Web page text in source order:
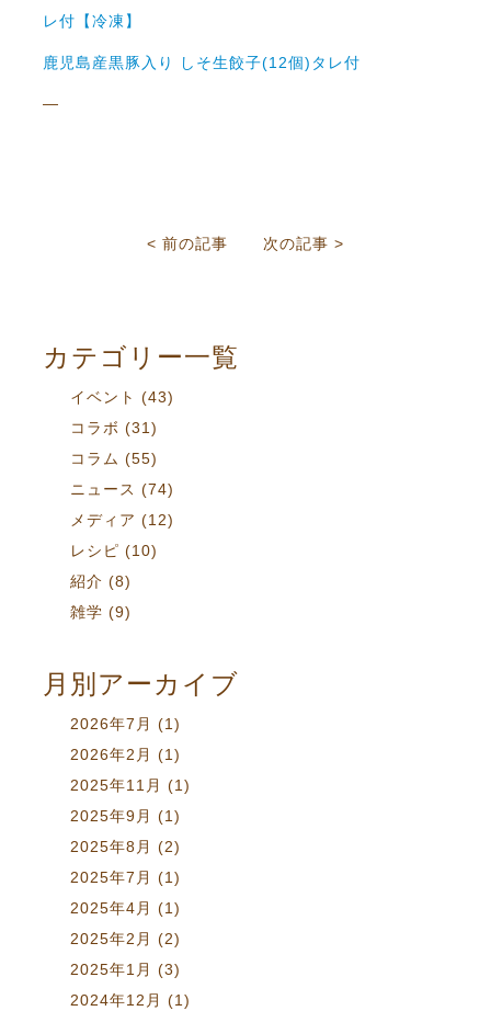
レ付【冷凍】
鹿児島産黒豚入り しそ生餃子(12個)タレ付
—
< 前の記事 次の記事 >
カテゴリー一覧
イベント (43)
コラボ (31)
コラム (55)
ニュース (74)
メディア (12)
レシピ (10)
紹介 (8)
雑学 (9)
月別アーカイブ
2026年7月 (1)
2026年2月 (1)
2025年11月 (1)
2025年9月 (1)
2025年8月 (2)
2025年7月 (1)
2025年4月 (1)
2025年2月 (2)
2025年1月 (3)
2024年12月 (1)